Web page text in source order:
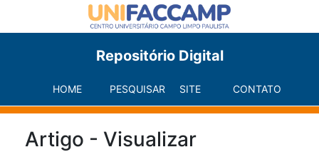
Repositório Digital
HOME PESQUISAR SITE CONTATO
Artigo - Visualizar